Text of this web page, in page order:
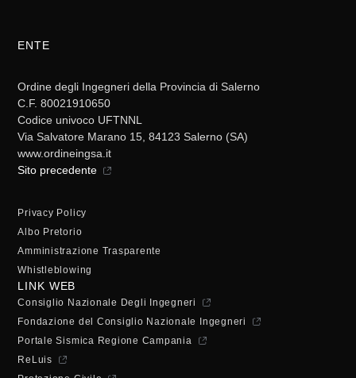
ENTE
Ordine degli Ingegneri della Provincia di Salerno
C.F. 80021910650
Codice univoco UFTNNL
Via Salvatore Marano 15, 84123 Salerno (SA)
www.ordineingsa.it
Sito precedente
Privacy Policy
Albo Pretorio
Amministrazione Trasparente
Whistleblowing
LINK WEB
Consiglio Nazionale Degli Ingegneri
Fondazione del Consiglio Nazionale Ingegneri
Portale Sismica Regione Campania
ReLuis